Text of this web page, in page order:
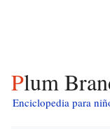
Plum
Enciclopedia para